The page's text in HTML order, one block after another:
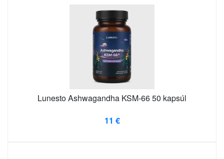
Lunesto Ashwagandha KSM-66 50 kapsúl
11 €